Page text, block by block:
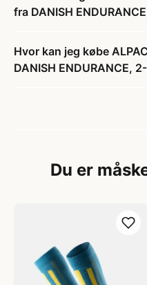
fra DANISH
Hvor kan jeg købe
DANISH ENDURANCE,
Du er